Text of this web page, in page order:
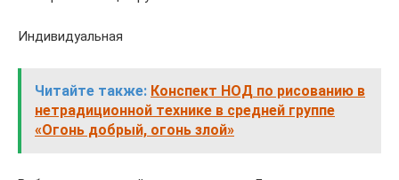
Индивидуальная
Читайте также: Конспект НОД по рисованию в
нетрадиционной технике в средней группе
«Огонь добрый, огонь злой»